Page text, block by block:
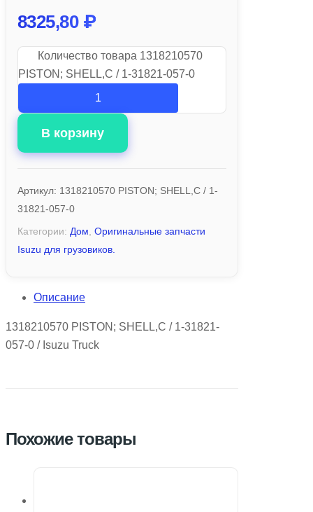
8325,80 ₽
Количество товара 1318210570
PISTON; SHELL,C / 1-31821-057-0
В корзину
Артикул: 1318210570 PISTON; SHELL,C / 1-
31821-057-0
Категории: Дом Оригинальные запчасти
Isuzu для грузовиков.
Описание
1318210570 PISTON; SHELL,C / 1-31821-
057-0 / Isuzu Truck
Похожие товары